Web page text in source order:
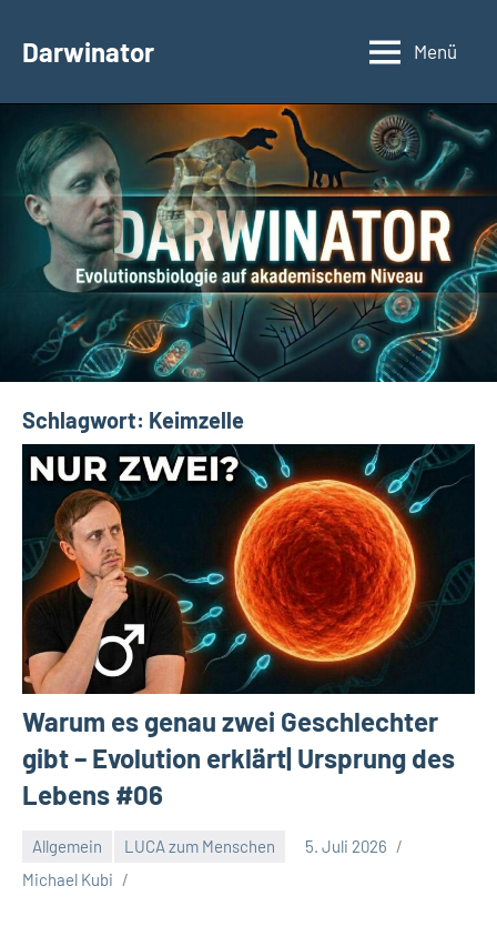
InhaltDarwinator
Evolutionsbiologie
Menü
Schlagwort: Keimzelle
Warum es genau zwei Geschlechter
gibt – Evolution erklärt| Ursprung des
Lebens #06
Allgemein LUCA zum Menschen
5. Juli 2026
Michael Kubi